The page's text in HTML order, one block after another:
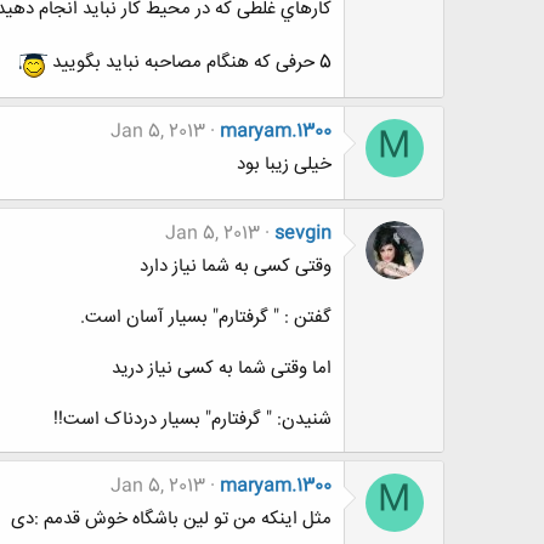
کارهاي غلطی که در محیط کار نباید انجام
5 حرفی که هنگام مصاحبه نباید بگویید
M
maryam.1300
Jan 5, 2013
خیلی زیبا بود
sevgin
Jan 5, 2013
وقتی کسی به شما نیاز دارد
گفتن : " گرفتارم" بسیار آسان است.
اما وقتی شما به کسی نیاز درید
شنیدن: " گرفتارم" بسیار دردناک است!!
M
maryam.1300
Jan 5, 2013
مثل اینکه من تو لین باشگاه خوش قدمم :دی